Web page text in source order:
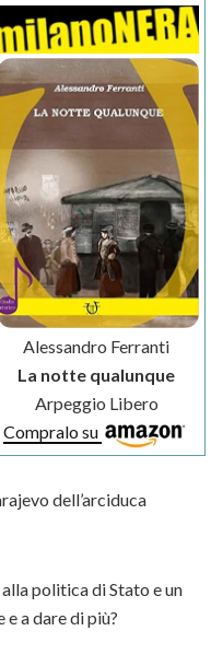
Alessandro Ferranti
La notte qualunque
Arpeggio Libero
Compralo su
dell’arciduca
politica di Stato e un
a dare di più?